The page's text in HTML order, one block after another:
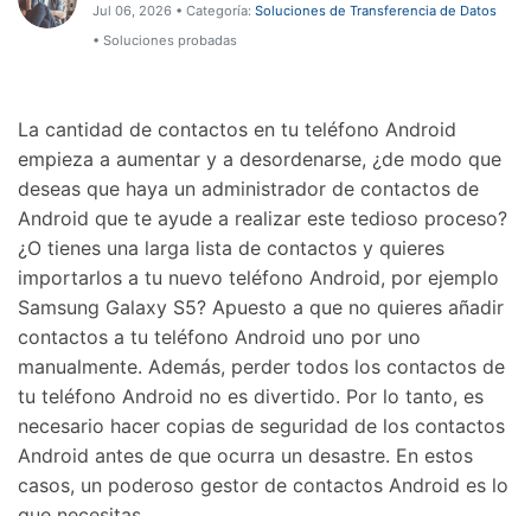
Encuentra Más Soluciones
Jul 06, 2026 • Categoría: Soluciones de Transferencia de Datos
• Soluciones probadas
La cantidad de contactos en tu teléfono Android
empieza a aumentar y a desordenarse, ¿de modo que
deseas que haya un administrador de contactos de
Android que te ayude a realizar este tedioso proceso?
¿O tienes una larga lista de contactos y quieres
importarlos a tu nuevo teléfono Android, por ejemplo
Samsung Galaxy S5? Apuesto a que no quieres añadir
contactos a tu teléfono Android uno por uno
manualmente. Además, perder todos los contactos de
tu teléfono Android no es divertido. Por lo tanto, es
necesario hacer copias de seguridad de los contactos
Android antes de que ocurra un desastre. En estos
casos, un poderoso gestor de contactos Android es lo